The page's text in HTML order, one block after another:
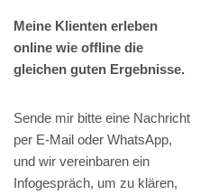
Meine Klienten erleben
online wie offline die
gleichen guten Ergebnisse.
Sende mir bitte eine Nachricht
per E-Mail oder WhatsApp,
und wir vereinbaren ein
Infogespräch, um zu klären,